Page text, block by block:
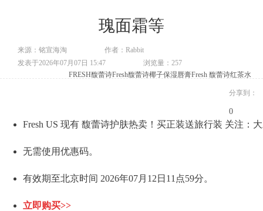
瑰面霜等
来源：铭宣海淘
作者：Rabbit
发表于2026年07月07日 15:47
浏览量：257
FRESH馥蕾诗Fresh馥蕾诗椰子保湿唇膏Fresh 馥蕾诗红茶水
分享到：
0
Fresh US 现有 馥蕾诗护肤热卖！买正装送旅行装 关注：
无需使用优惠码。
有效期至北京时间 2026年07月12日11点59分。
立即购买>>